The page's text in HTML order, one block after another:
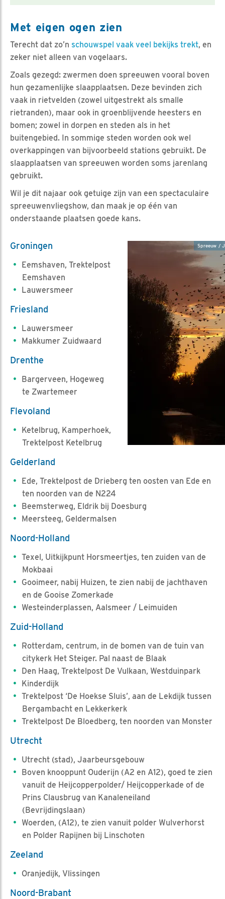
Met eigen ogen zien
Terecht dat zo’n schouwspel vaak veel bekijks trekt, en
zeker niet alleen van vogelaars.
Zoals gezegd: zwermen doen spreeuwen vooral boven
hun gezamenlijke slaapplaatsen. Deze bevinden zich
vaak in rietvelden (zowel uitgestrekt als smalle
rietranden), maar ook in groenblijvende heesters en
bomen; zowel in dorpen en steden als in het
buitengebied. In sommige steden worden ook wel
overkappingen van bijvoorbeeld stations gebruikt. De
slaapplaatsen van spreeuwen worden soms jarenlang
gebruikt.
Wil je dit najaar ook getuige zijn van een spectaculaire
spreeuwenvliegshow, dan maak je op één van
onderstaande plaatsen goede kans.
Spreeuw /
Groningen
Eemshaven, Trektelpost
Eemshaven
Lauwersmeer
Friesland
Lauwersmeer
Makkumer Zuidwaard
Drenthe
Bargerveen, Hogeweg
te Zwartemeer
Flevoland
Ketelbrug, Kamperhoek,
Trektelpost Ketelbrug
Gelderland
Ede, Trektelpost de Drieberg ten oosten van Ede en
ten noorden van de N224
Beemsterweg, Eldrik bij Doesburg
Meersteeg, Geldermalsen
Noord-Holland
Texel, Uitkijkpunt Horsmeertjes, ten zuiden van de
Mokbaai
Gooimeer, nabij Huizen, te zien nabij de jachthaven
en de Gooise Zomerkade
Westeinderplassen, Aalsmeer / Leimuiden
Zuid-Holland
Rotterdam, centrum, in de bomen van de tuin van
citykerk Het Steiger. Pal naast de Blaak
Den Haag, Trektelpost De Vulkaan, Westduinpark
Kinderdijk
Trektelpost ‘De Hoekse Sluis’, aan de Lekdijk tussen
Bergambacht en Lekkerkerk
Trektelpost De Bloedberg, ten noorden van Monster
Utrecht
Utrecht (stad), Jaarbeursgebouw
Boven knooppunt Ouderijn (A2 en A12), goed te zien
vanuit de Heijcopperpolder/ Heijcopperkade of de
Prins Clausbrug van Kanaleneiland
(Bevrijdingslaan)
Woerden, (A12), te zien vanuit polder Wulverhorst
en Polder Rapijnen bij Linschoten
Zeeland
Oranjedijk, Vlissingen
Noord-Brabant